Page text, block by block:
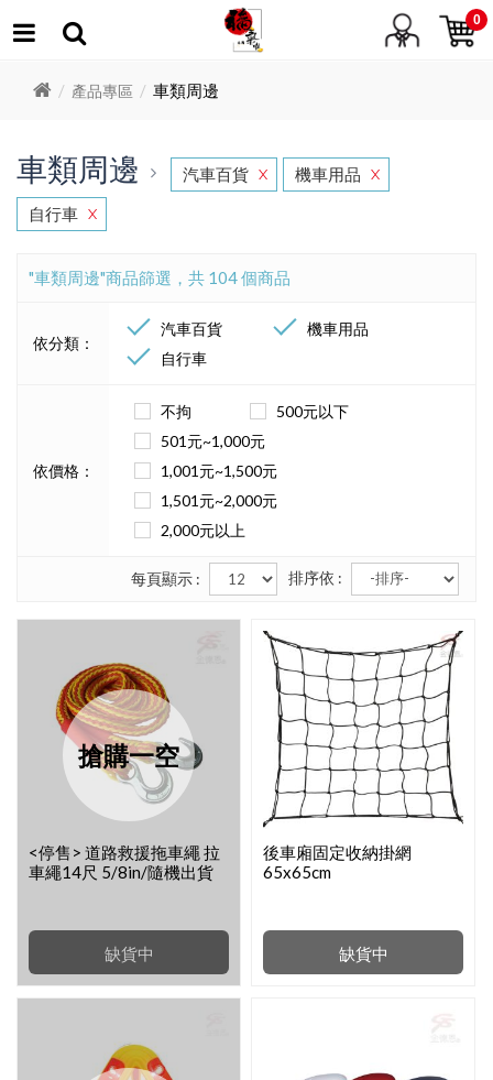
0
產品專區 車類周邊
車類周邊 汽車百貨 X 機車用品 X
自行車 X
"車類周邊"商品篩選，共 104 個商品
依分類：
汽車百貨
機車用品
自行車
依價格：
不拘
500元以下
501元~1,000元
1,001元~1,500元
1,501元~2,000元
2,000元以上
排序依 :
每頁顯示 :
搶購一空
缺貨中
<停售> 道路救援拖車繩 拉
車繩14尺 5/8in/隨機出貨
缺貨中
後車廂固定收納掛網
65x65cm